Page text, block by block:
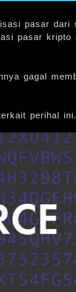
pasar dari
pasar kripto
gagal
perihal ini.